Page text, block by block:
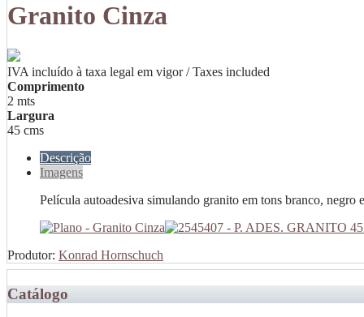
Granito Cinza
IVA incluído à taxa legal em vigor / Taxes included
Comprimento
2 mts
Largura
45 cms
Descrição
Imagens
Película autoadesiva simulando granito em tons branco, negro
Produtor: Konrad Hornschuch
Catálogo